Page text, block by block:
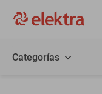
Categorías